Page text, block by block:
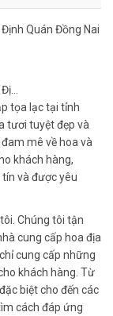
Quán Đồng Nai
tọa lạc tại tỉnh
tươi tuyệt đẹp và
mê về hoa và
khách hàng,
và được yêu
Chúng tôi tận
cung cấp hoa địa
cung cấp những
khách hàng. Từ
biệt cho đến các
cách đáp ứng